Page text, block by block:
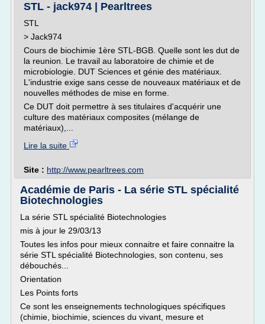
STL - jack974 | Pearltrees
STL
> Jack974
Cours de biochimie 1ère STL-BGB. Quelle sont les dut de
la reunion. Le travail au laboratoire de chimie et de
microbiologie. DUT Sciences et génie des matériaux.
L'industrie exige sans cesse de nouveaux matériaux et de
nouvelles méthodes de mise en forme.
Ce DUT doit permettre à ses titulaires d'acquérir une
culture des matériaux composites (mélange de
matériaux),...
Lire la suite
Site : http://www.pearltrees.com
Académie de Paris - La série STL spécialité
Biotechnologies
La série STL spécialité Biotechnologies
mis à jour le 29/03/13
Toutes les infos pour mieux connaitre et faire connaitre la
série STL spécialité Biotechnologies, son contenu, ses
débouchés...
Orientation
Les Points forts
Ce sont les enseignements technologiques spécifiques
(chimie, biochimie, sciences du vivant, mesure et